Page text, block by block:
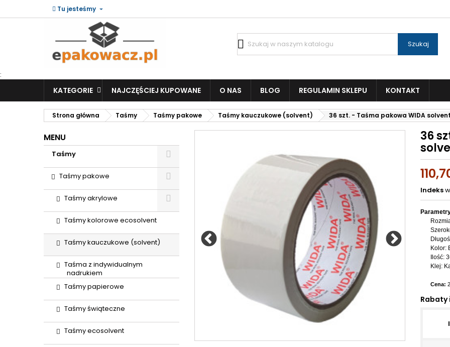
Tu jesteśmy
 Szukaj
:
KATEGORIE NAJCZĘŚCIEJ KUPOWANE O NAS BLOG REGULAMIN SKLEPU KONTAKT
Strona główna Taśmy Taśmy pakowe Taśmy kauczukowe (solvent) 36 szt. - Taśma pakowa WIDA
MENU
Taśmy
Taśmy pakowe
Taśmy akrylowe
Taśmy kolorowe ecosolvent
Taśmy kauczukowe (solvent)
Taśma z indywidualnym
nadrukiem
Taśmy papierowe
Taśmy świąteczne
Taśmy ecosolvent
36
Indeks
Kolor:
Ilość:
Klej:
Cena:
Rabaty